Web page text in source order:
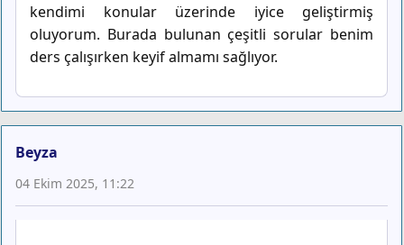
kendimi konular üzerinde iyice geliştirmiş
oluyorum. Burada bulunan çeşitli sorular benim
ders çalışırken keyif almamı sağlıyor.
Beyza
04 Ekim 2025, 11:22